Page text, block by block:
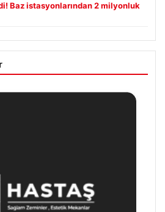
Baz istasyonlarından 2 milyonluk